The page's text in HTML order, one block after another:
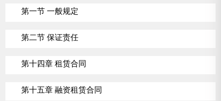
第一节 一般规定
第二节 保证责任
第十四章 租赁合同
第十五章 融资租赁合同